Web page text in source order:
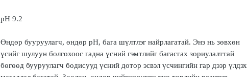
рН 9.2
Өндөр бууруулагч, өндөр рН, бага шүлтлэг найрлагатай. Энэ нь зөвхөн
үсийг шулуун болгохоос гадна үсний гэмтлийг багасгах зориулалттай
бөгөөд бууруулагч бодисууд үсний дотор эсвэл үсчингийн гар дээр үлдэх